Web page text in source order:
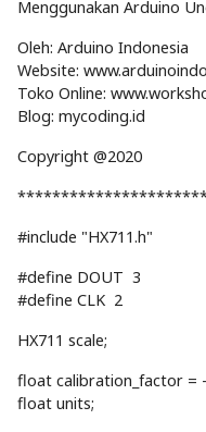
Menggunakan Arduino
Oleh: Arduino Indonesia
Website:
Toko Online:
Blog: mycoding.id
Copyright @2020
#include "HX711.h"
#define DOUT 3
#define CLK 2
HX711 scale;
float calibration_factor =
float units;